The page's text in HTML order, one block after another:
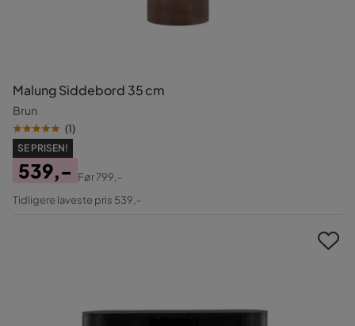
Malung Siddebord 35 cm
Brun
(1)
SE PRISEN!
Pris
539,-
Original
Før799,-
Tidligere laveste pris 539,-